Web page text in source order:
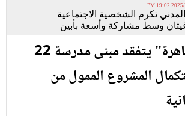
تكرم الشخصية الاجتماعية
وسط مشاركة وأسعة بأبين
مدير عام "القاهرة" يتفقد مبنى مدرسة 22
المشروع الممول من